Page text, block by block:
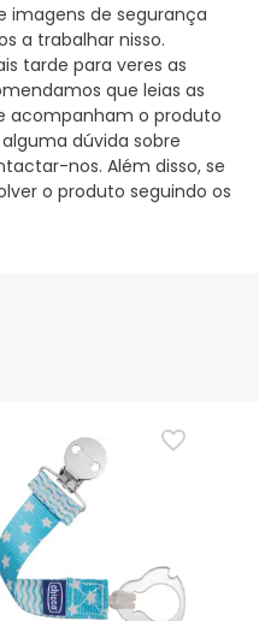
imagens de segurança
a trabalhar nisso.
tarde para veres as
que leias as
acompanham o produto
dúvida sobre
nos. Além disso, se
o produto seguindo os